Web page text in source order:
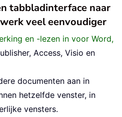
tabbladinterface naar
veel eenvoudiger
en -lezen in voor Word,
Access, Visio en
documenten aan in
hetzelfde venster, in
vensters.